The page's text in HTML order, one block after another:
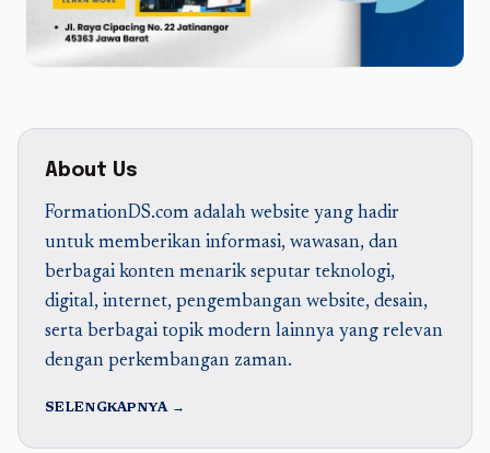
About Us
FormationDS.com adalah website yang hadir
untuk memberikan informasi, wawasan, dan
berbagai konten menarik seputar teknologi,
digital, internet, pengembangan website, desain,
serta berbagai topik modern lainnya yang relevan
dengan perkembangan zaman.
SELENGKAPNYA →